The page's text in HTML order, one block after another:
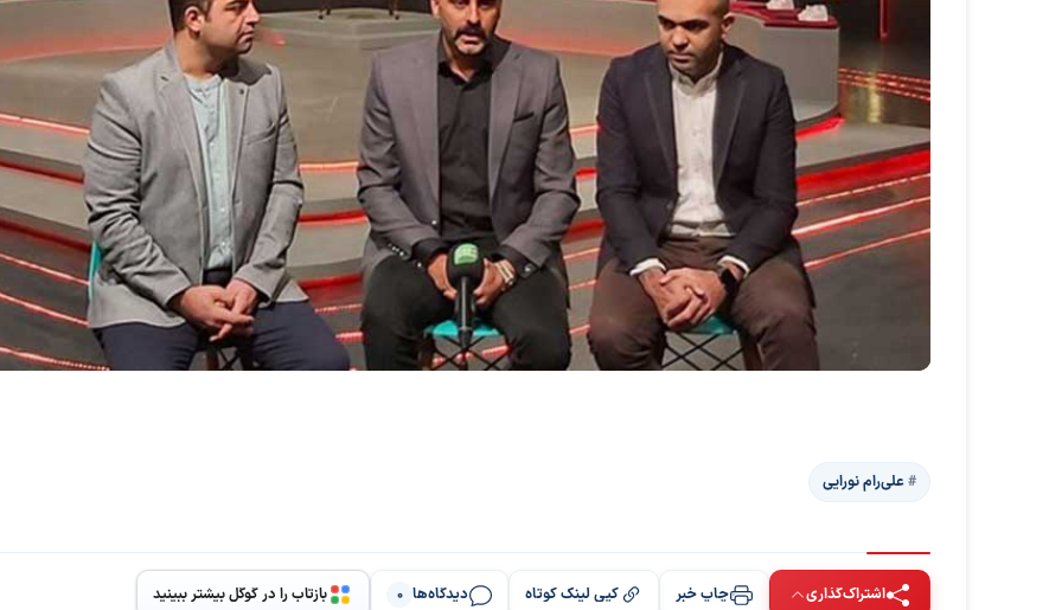
علی‌رام نورایی
اشتراک‌گذاری چاپ خبر کپی لینک کوتاه دیدگاه‌ها 0 بازتاب را در گوگل بیشتر ببینید